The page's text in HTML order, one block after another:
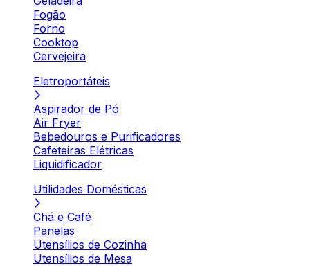
Fogão
Forno
Cooktop
Cervejeira
Eletroportáteis
Aspirador de Pó
Air Fryer
Bebedouros e Purificadores
Cafeteiras Elétricas
Liquidificador
Utilidades Domésticas
Chá e Café
Panelas
Utensílios de Cozinha
Utensílios de Mesa